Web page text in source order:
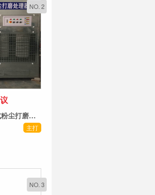
齐泰机械-脉冲干式粉尘打磨处理器
主打
NO. 2
NO. 3